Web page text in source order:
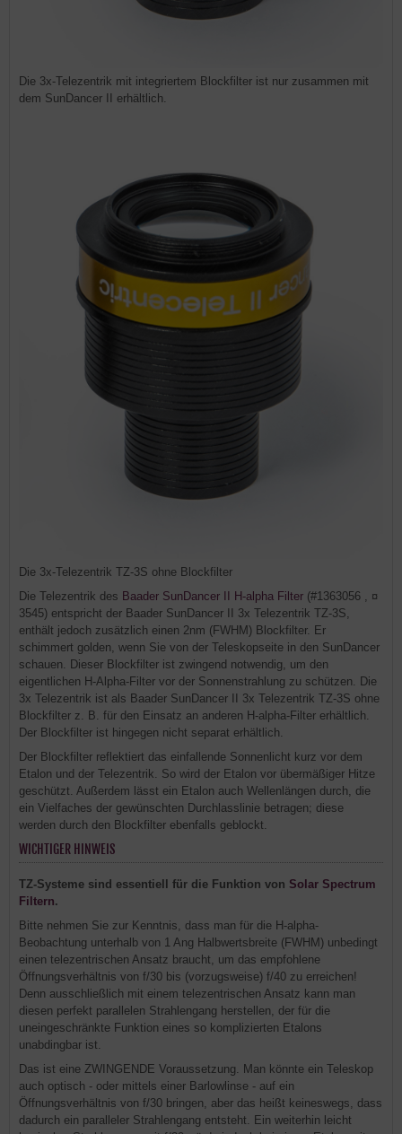
Die 3x-Telezentrik mit integriertem Blockfilter ist nur zusammen mit
dem SunDancer II erhältlich.
Die 3x-Telezentrik TZ-3S ohne Blockfilter
Die Telezentrik des Baader SunDancer II H-alpha Filter (#1363056 , ¤
3545) entspricht der Baader SunDancer II 3x Telezentrik TZ-3S,
enthält jedoch zusätzlich einen 2nm (FWHM) Blockfilter. Er
schimmert golden, wenn Sie von der Teleskopseite in den SunDancer
schauen. Dieser Blockfilter ist zwingend notwendig, um den
eigentlichen H-Alpha-Filter vor der Sonnenstrahlung zu schützen. Die
3x Telezentrik ist als Baader SunDancer II 3x Telezentrik TZ-3S ohne
Blockfilter z. B. für den Einsatz an anderen H-alpha-Filter erhältlich.
Der Blockfilter ist hingegen nicht separat erhältlich.
Der Blockfilter reflektiert das einfallende Sonnenlicht kurz vor dem
Etalon und der Telezentrik. So wird der Etalon vor übermäßiger Hitze
geschützt. Außerdem lässt ein Etalon auch Wellenlängen durch, die
ein Vielfaches der gewünschten Durchlasslinie betragen; diese
werden durch den Blockfilter ebenfalls geblockt.
WICHTIGER HINWEIS
TZ-Systeme sind essentiell für die Funktion von Solar Spectrum
Filtern.
Bitte nehmen Sie zur Kenntnis, dass man für die H-alpha-
Beobachtung unterhalb von 1 Ang Halbwertsbreite (FWHM) unbedingt
einen telezentrischen Ansatz braucht, um das empfohlene
Öffnungsverhältnis von f/30 bis (vorzugsweise) f/40 zu erreichen!
Denn ausschließlich mit einem telezentrischen Ansatz kann man
diesen perfekt parallelen Strahlengang herstellen, der für die
uneingeschränkte Funktion eines so komplizierten Etalons
unabdingbar ist.
Das ist eine ZWINGENDE Voraussetzung. Man könnte ein Teleskop
auch optisch - oder mittels einer Barlowlinse - auf ein
Öffnungsverhältnis von f/30 bringen, aber das heißt keineswegs, dass
dadurch ein paralleler Strahlengang entsteht. Ein weiterhin leicht